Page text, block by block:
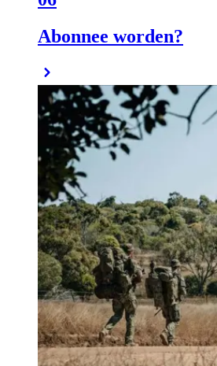
Abonnee worden?